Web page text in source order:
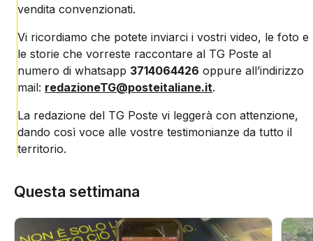
vendita convenzionati.
Vi ricordiamo che potete inviarci i vostri video, le foto e
le storie che vorreste raccontare al TG Poste al
numero di whatsapp 3714064426 oppure all’indirizzo
mail: redazioneTG@posteitaliane.it.
La redazione del TG Poste vi leggerà con attenzione,
dando così voce alle vostre testimonianze da tutto il
territorio.
Questa settimana